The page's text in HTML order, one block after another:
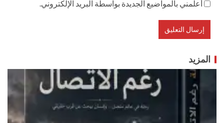
أعلمني بالمواضيع الجديدة بواسطة البريد الإلكتروني.
المزيد